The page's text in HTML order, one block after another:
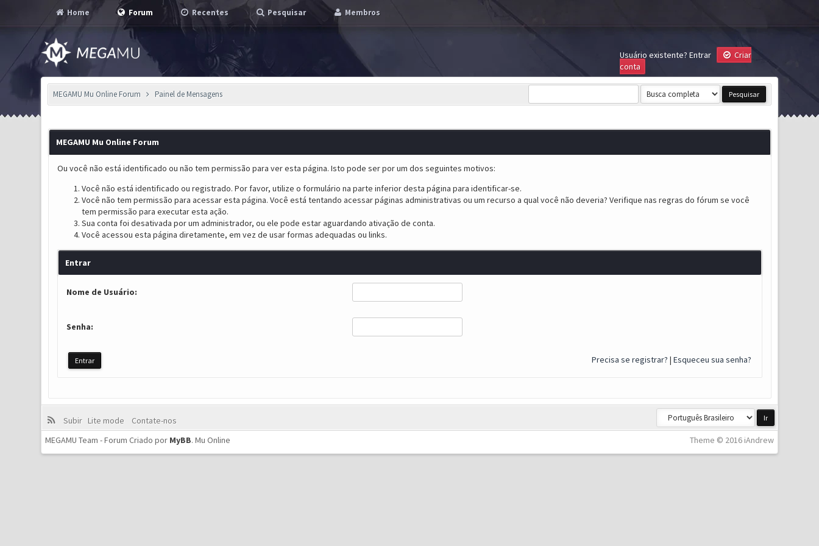
Home Forum Recentes Pesquisar Membros
Usuário existente? Entrar
Criar
conta
MEGAMU Mu Online Forum Painel de Mensagens
MEGAMU Mu Online Forum
Ou você não está identificado ou não tem permissão para ver esta página. Isto pode ser por um dos seguintes motivos:
Você não está identificado ou registrado. Por favor, utilize o formulário na parte inferior desta página para identificar-se.
Você não tem permissão para acessar esta página. Você está tentando acessar páginas administrativas ou um recurso a qual você não deveria? Verifique nas regras do fórum se você
tem permissão para executar esta ação.
Sua conta foi desativada por um administrador, ou ele pode estar aguardando ativação de conta.
Você acessou esta página diretamente, em vez de usar formas adequadas ou links.
Entrar
Nome de Usuário:
Senha:
Precisa se registrar? | Esqueceu sua senha?
Subir Lite mode
Contate-nos
Theme © 2016 iAndrew
MEGAMU Team - Forum Criado por MyBB.Mu Online